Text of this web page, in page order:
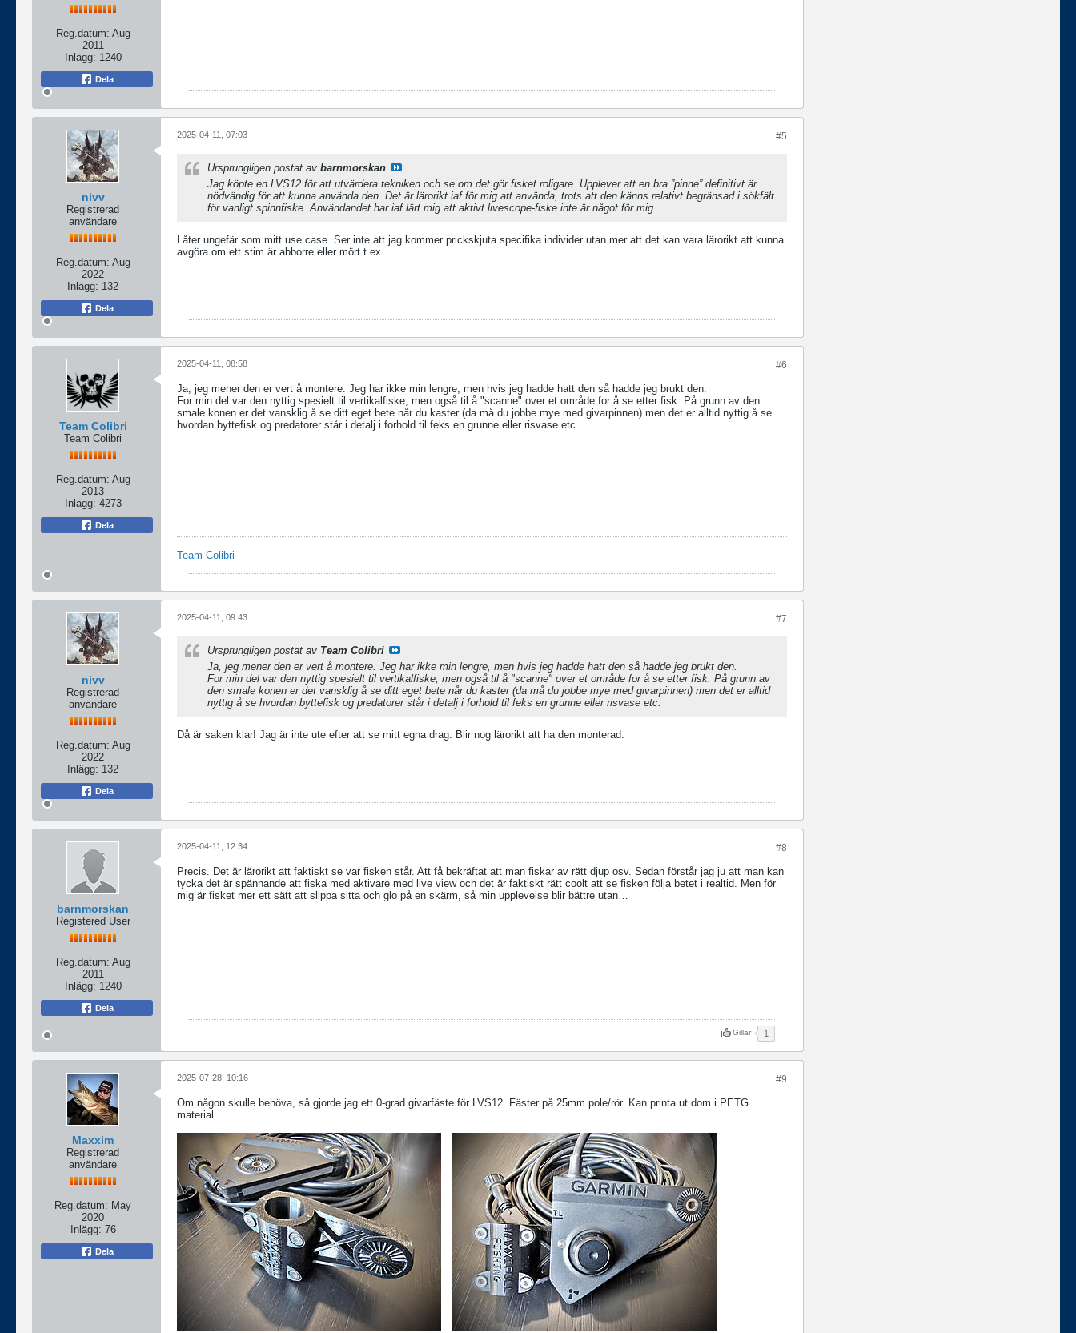
Reg.datum: Aug
2011
Inlägg: 1240
Dela
nivv
Registrerad
användare
Reg.datum: Aug
2022
Inlägg: 132
Dela
#5
2025-04-11, 07:03
Ursprungligen postat av barnmorskan
Jag köpte en LVS12 för att utvärdera tekniken och se om det gör fisket roligare. Upplever att en bra ”pinne” definitivt är
nödvändig för att kunna använda den. Det är lärorikt iaf för mig att använda, trots att den känns relativt begränsad i sökfält
för vanligt spinnfiske. Användandet har iaf lärt mig att aktivt livescope-fiske inte är något för mig.
Låter ungefär som mitt use case. Ser inte att jag kommer prickskjuta specifika individer utan mer att det kan vara lärorikt att kunna
avgöra om ett stim är abborre eller mört t.ex.
Team Colibri
Team Colibri
Reg.datum: Aug
2013
Inlägg: 4273
Dela
#6
2025-04-11, 08:58
Ja, jeg mener den er vert å montere. Jeg har ikke min lengre, men hvis jeg hadde hatt den så hadde jeg brukt den.
For min del var den nyttig spesielt til vertikalfiske, men også til å "scanne" over et område for å se etter fisk. På grunn av den
smale konen er det vansklig å se ditt eget bete når du kaster (da må du jobbe mye med givarpinnen) men det er alltid nyttig å se
hvordan byttefisk og predatorer står i detalj i forhold til feks en grunne eller risvase etc.
Team Colibri
nivv
Registrerad
användare
Reg.datum: Aug
2022
Inlägg: 132
Dela
#7
2025-04-11, 09:43
Ursprungligen postat av Team Colibri
Ja, jeg mener den er vert å montere. Jeg har ikke min lengre, men hvis jeg hadde hatt den så hadde jeg brukt den.
For min del var den nyttig spesielt til vertikalfiske, men også til å "scanne" over et område for å se etter fisk. På grunn av
den smale konen er det vansklig å se ditt eget bete når du kaster (da må du jobbe mye med givarpinnen) men det er alltid
nyttig å se hvordan byttefisk og predatorer står i detalj i forhold til feks en grunne eller risvase etc.
Då är saken klar! Jag är inte ute efter att se mitt egna drag. Blir nog lärorikt att ha den monterad.
barnmorskan
Registered User
Reg.datum: Aug
2011
Inlägg: 1240
Dela
#8
2025-04-11, 12:34
Precis. Det är lärorikt att faktiskt se var fisken står. Att få bekräftat att man fiskar av rätt djup osv. Sedan förstår jag ju att man kan
tycka det är spännande att fiska med aktivare med live view och det är faktiskt rätt coolt att se fisken följa betet i realtid. Men för
mig är fisket mer ett sätt att slippa sitta och glo på en skärm, så min upplevelse blir bättre utan…
Gillar 1
Maxxim
Registrerad
användare
Reg.datum: May
2020
Inlägg: 76
Dela
#9
2025-07-28, 10:16
Om någon skulle behöva, så gjorde jag ett 0-grad givarfäste för LVS12. Fäster på 25mm pole/rör. Kan printa ut dom i PETG
material.